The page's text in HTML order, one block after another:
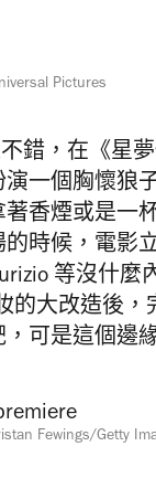
Pictures
錯，在《星
一個胸懷狼
香煙或是一
時候，電影
等沒什麼
的大改造後
可是這個邊
Fewings/Getty